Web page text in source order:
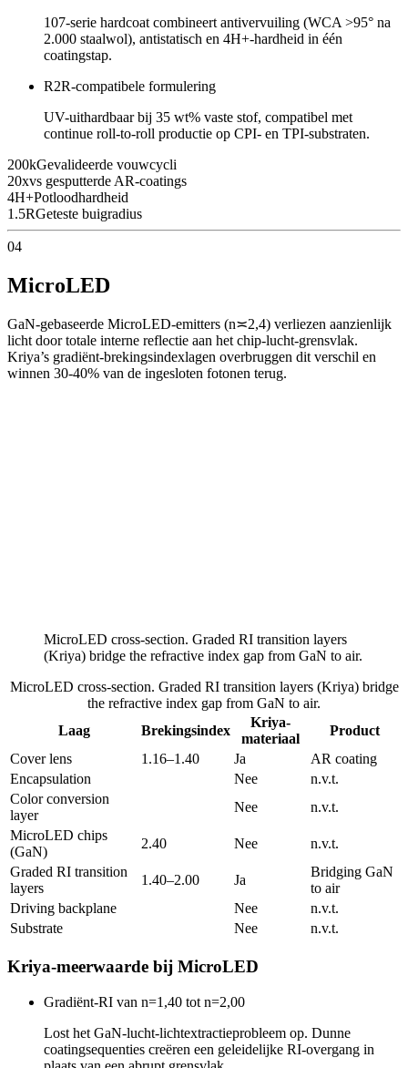
107-serie hardcoat combineert antivervuiling (WCA >95° na
2.000 staalwol), antistatisch en 4H+-hardheid in één
coatingstap.
R2R-compatibele formulering
UV-uithardbaar bij 35 wt% vaste stof, compatibel met
continue roll-to-roll productie op CPI- en TPI-substraten.
200kGevalideerde vouwcycli
20xvs gesputterde AR-coatings
4H+Potloodhardheid
1.5RGeteste buigradius
04
MicroLED
GaN-gebaseerde MicroLED-emitters (n≍2,4) verliezen aanzienlijk
licht door totale interne reflectie aan het chip-lucht-grensvlak.
Kriya’s gradiënt-brekingsindexlagen overbruggen dit verschil en
winnen 30-40% van de ingesloten fotonen terug.
MicroLED cross-section. Graded RI transition layers
(Kriya) bridge the refractive index gap from GaN to air.
MicroLED cross-section. Graded RI transition layers (Kriya) bridge
the refractive index gap from GaN to air.
Laag
Brekingsindex
Kriya-
materiaal
Product
Cover lens
1.16–1.40 Ja
AR coating
Encapsulation
Nee
n.v.t.
Color conversion
layer
Nee
n.v.t.
MicroLED chips
(GaN)
2.40 Nee
n.v.t.
Graded RI transition
layers
1.40–2.00 Ja
Bridging GaN
to air
Driving backplane
Nee
n.v.t.
Substrate
Nee n.v.t.
Kriya-meerwaarde bij MicroLED
Gradiënt-RI van n=1,40 tot n=2,00
Lost het GaN-lucht-lichtextractieprobleem op. Dunne
coatingsequenties creëren een geleidelijke RI-overgang in